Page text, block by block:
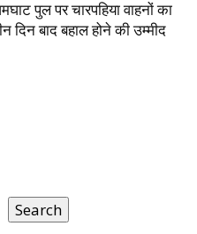
पुल पर चारपहिया वाहनों का
दिन बाद बहाल होने की उम्मीद
Search